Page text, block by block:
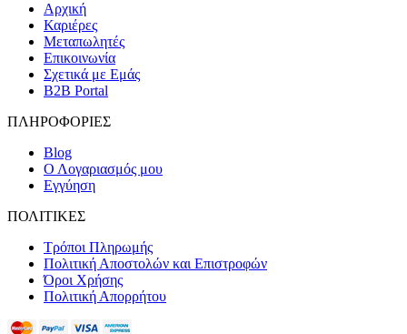
Αρχική
Καριέρες
Μεταπωλητές
Επικοινωνία
Σχετικά με Εμάς
B2B Portal
ΠΛΗΡΟΦΟΡΙΕΣ
Blog
Ο Λογαριασμός μου
Εγγύηση
ΠΟΛΙΤΙΚΕΣ
Τρόποι Πληρωμής
Πολιτική Αποστολών και Επιστροφών
Όροι Χρήσης
Πολιτική Απορρήτου